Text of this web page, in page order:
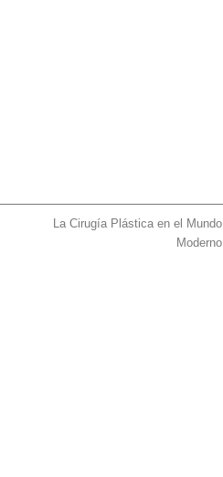
La Cirugía Plástica en el Mundo
Moderno